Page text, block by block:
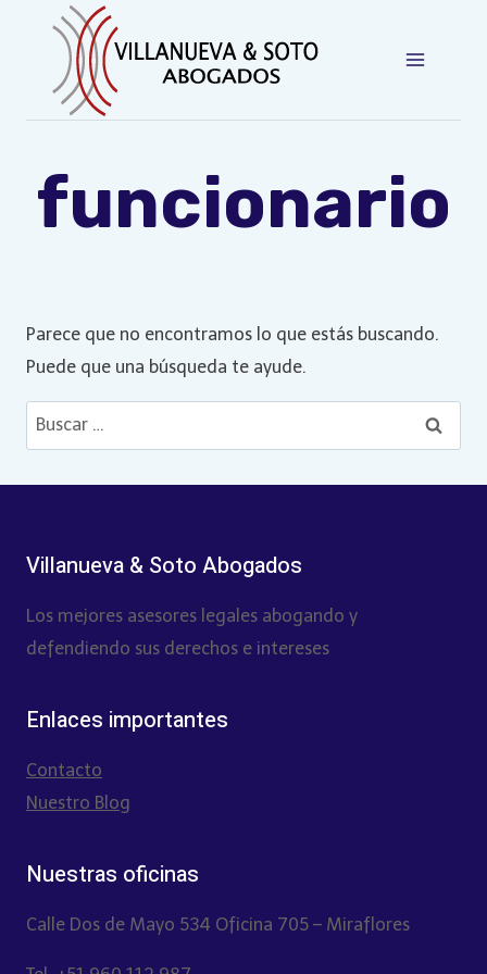
contenido
funcionario
Parece que no encontramos lo que estás buscando.
Puede que una búsqueda te ayude.
Buscar:
Villanueva & Soto Abogados
Los mejores asesores legales abogando y
defendiendo sus derechos e intereses
Enlaces importantes
Contacto
Nuestro Blog
Nuestras oficinas
Calle Dos de Mayo 534 Oficina 705 – Miraflores